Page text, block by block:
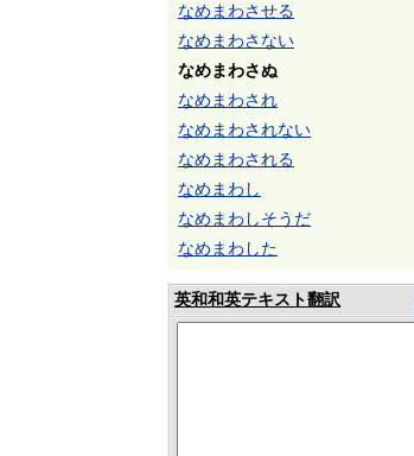
なめまわさせる
なめまわさない
なめまわさぬ
なめまわされ
なめまわされない
なめまわされる
なめまわし
なめまわしそうだ
なめまわした
英和和英テキスト翻訳